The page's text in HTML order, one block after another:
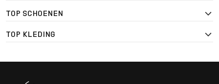
TOP SCHOENEN
TOP KLEDING